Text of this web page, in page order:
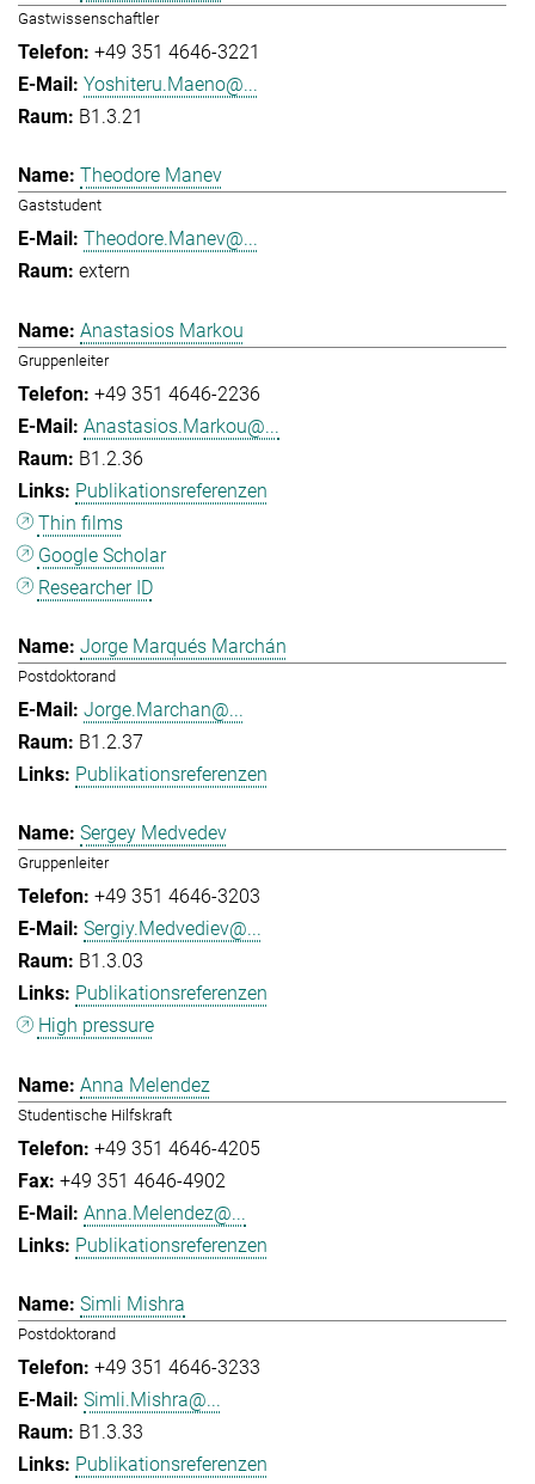
Gastwissenschaftler
+49 351 4646-3221
Yoshiteru.Maeno@...
B1.3.21
Theodore Manev
Gaststudent
Theodore.Manev@...
extern
Anastasios Markou
Gruppenleiter
+49 351 4646-2236
Anastasios.Markou@...
B1.2.36
Publikationsreferenzen
Thin films
Google Scholar
Researcher ID
Jorge Marqués Marchán
Postdoktorand
Jorge.Marchan@...
B1.2.37
Publikationsreferenzen
Sergey Medvedev
Gruppenleiter
+49 351 4646-3203
Sergiy.Medvediev@...
B1.3.03
Publikationsreferenzen
High pressure
Anna Melendez
Studentische Hilfskraft
+49 351 4646-4205
+49 351 4646-4902
Anna.Melendez@...
Publikationsreferenzen
Simli Mishra
Postdoktorand
+49 351 4646-3233
Simli.Mishra@...
B1.3.33
Publikationsreferenzen